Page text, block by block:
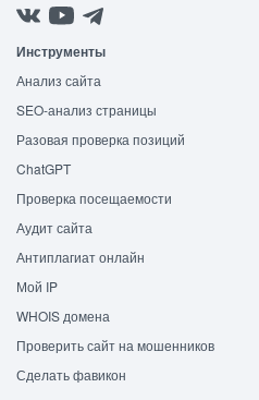
Инструменты
Анализ сайта
SEO-анализ страницы
Разовая проверка позиций
ChatGPT
Проверка посещаемости
Аудит сайта
Антиплагиат онлайн
Мой IP
WHOIS домена
Проверить сайт на мошенников
Сделать фавикон